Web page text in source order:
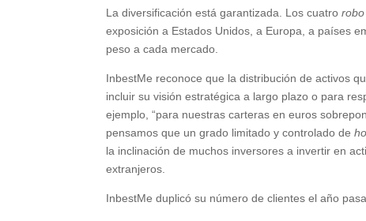
La diversificación está garantizada. Los cuatro
exposición a Estados Unidos, a Europa, a países
peso a cada mercado.
InbestMe reconoce que la distribución de activos
incluir su visión estratégica a largo plazo o para
ejemplo, “para nuestras carteras en euros
pensamos que un grado limitado y controlado de
la inclinación de muchos inversores a invertir en
extranjeros.
InbestMe duplicó su número de clientes el año